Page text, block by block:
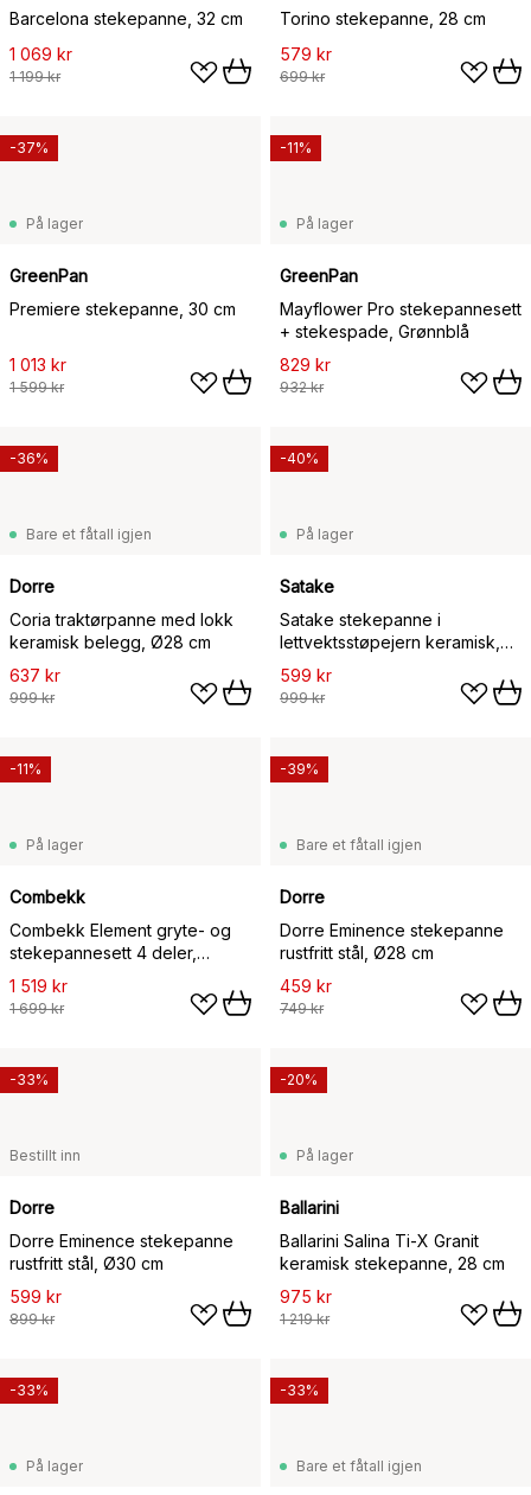
Barcelona stekepanne, 32 cm
1 069 kr
1 199 kr
Torino stekepanne, 28 cm
579 kr
699 kr
På lager
GreenPan
Premiere stekepanne, 30 cm
1 013 kr
1 599 kr
-37%
På lager
GreenPan
Mayflower Pro stekepannesett
+ stekespade, Grønnblå
829 kr
932 kr
-11%
Bare et fåtall igjen
Dorre
Coria traktørpanne med lokk
keramisk belegg, Ø28 cm
637 kr
999 kr
-36%
På lager
Satake
Satake stekepanne i
lettvektsstøpejern keramisk,
30 cm
599 kr
999 kr
-40%
På lager
Combekk
Combekk Element gryte- og
stekepannesett 4 deler,
Bordeaux
1 519 kr
1 699 kr
-11%
Bare et fåtall igjen
Dorre
Dorre Eminence stekepanne
rustfritt stål, Ø28 cm
459 kr
749 kr
-39%
Bestillt inn
Dorre
Dorre Eminence stekepanne
rustfritt stål, Ø30 cm
599 kr
899 kr
-33%
På lager
Ballarini
Ballarini Salina Ti-X Granit
keramisk stekepanne, 28 cm
975 kr
1 219 kr
-20%
På lager
-33%
Bare et fåtall igjen
-33%